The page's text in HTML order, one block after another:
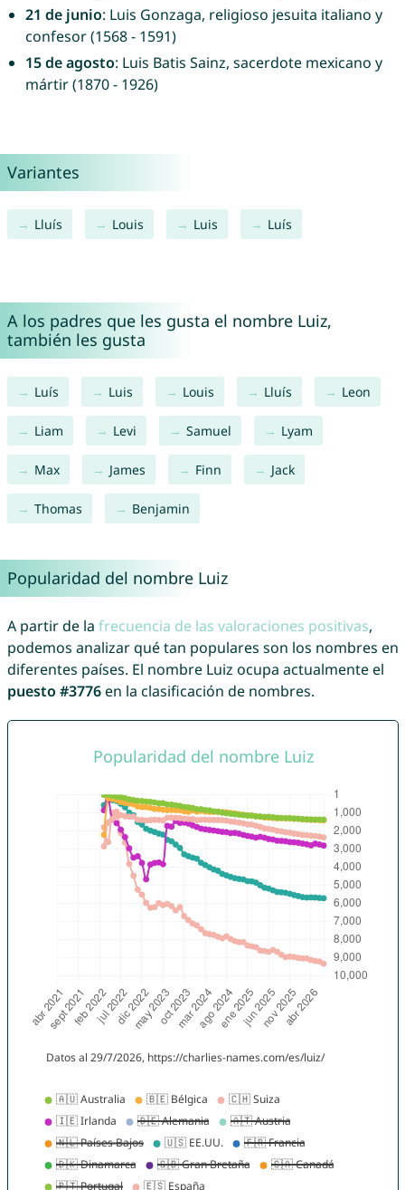
21 de junio: Luis Gonzaga, religioso jesuita italiano y
confesor (1568 - 1591)
15 de agosto: Luis Batis Sainz, sacerdote mexicano y
mártir (1870 - 1926)
Variantes
Lluís Louis Luis Luís
A los padres que les gusta el nombre Luiz,
también les gusta
Luís Luis Louis Lluís Leon
Liam Levi Samuel Lyam
Max James Finn Jack
Thomas Benjamin
Popularidad del nombre Luiz
A partir de la frecuencia de las valoraciones positivas,
podemos analizar qué tan populares son los nombres en
diferentes países. El nombre Luiz ocupa actualmente el
puesto #3776en la clasificación de nombres.